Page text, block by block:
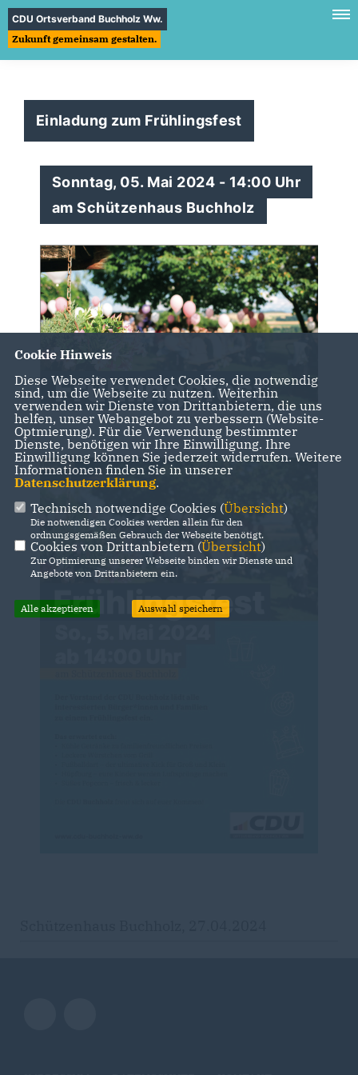
CDU Ortsverband Buchholz Ww.
Zukunft gemeinsam gestalten.
Einladung zum Frühlingsfest
Sonntag, 05. Mai 2024 - 14:00 Uhr
am Schützenhaus Buchholz
Cookie Hinweis
Diese Webseite verwendet Cookies, die notwendig
sind, um die Webseite zu nutzen. Weiterhin
verwenden wir Dienste von Drittanbietern, die uns
helfen, unser Webangebot zu verbessern (Website-
Optmierung). Für die Verwendung bestimmter
Dienste, benötigen wir Ihre Einwilligung. Ihre
Einwilligung können Sie jederzeit widerrufen. Weitere
Informationen finden Sie in unserer
Datenschutzerklärung.
Technisch notwendige Cookies (Übersicht)
Die notwendigen Cookies werden allein für den
ordnungsgemäßen Gebrauch der Webseite benötigt.
Cookies von Drittanbietern (Übersicht)
Zur Optimierung unserer Webseite binden wir Dienste und
Angebote von Drittanbietern ein.
Alle akzeptieren Auswahl speichern